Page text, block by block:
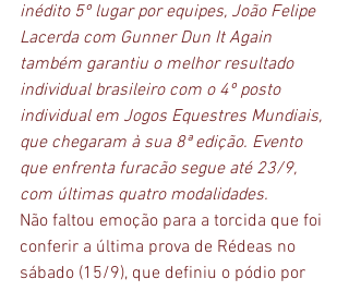
inédito 5º lugar por equipes, João Felipe
Lacerda com Gunner Dun It Again
também garantiu o melhor resultado
individual brasileiro com o 4º posto
individual em Jogos Equestres Mundiais,
que chegaram à sua 8ª edição. Evento
que enfrenta furacão segue até 23/9,
com últimas quatro modalidades.
Não faltou emoção para a torcida que foi
conferir a última prova de Rédeas no
sábado (15/9), que definiu o pódio por